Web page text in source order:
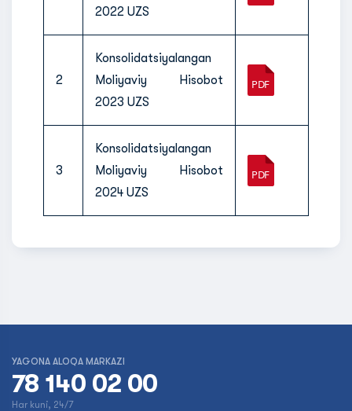
2022 UZS
2
Konsolidatsiyalangan
Moliyaviy Hisobot
2023 UZS
3
Konsolidatsiyalangan
Moliyaviy Hisobot
2024 UZS
YAGONA ALOQA MARKAZI
78 140 02 00
Har kuni, 24/7